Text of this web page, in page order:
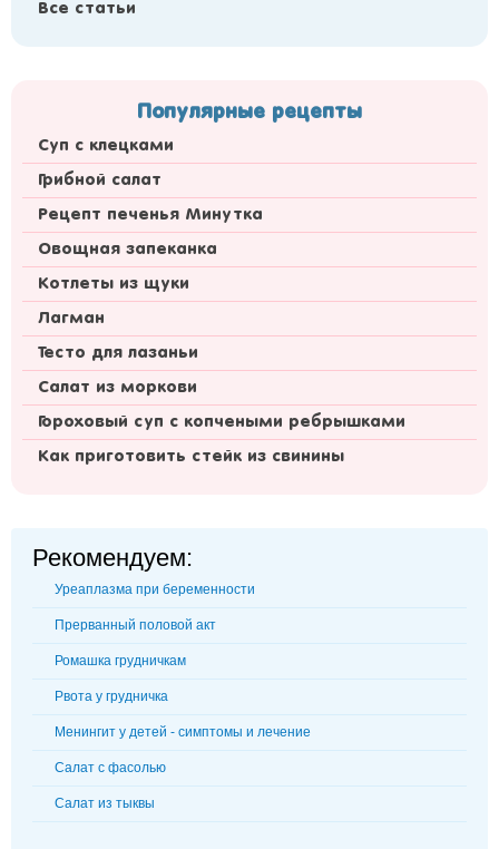
Все статьи
Популярные рецепты
Суп с клецками
Грибной салат
Рецепт печенья Минутка
Овощная запеканка
Котлеты из щуки
Лагман
Тесто для лазаньи
Салат из моркови
Гороховый суп с копчеными ребрышками
Как приготовить стейк из свинины
Рекомендуем:
Уреаплазма при беременности
Прерванный половой акт
Ромашка грудничкам
Рвота у грудничка
Менингит у детей - симптомы и лечение
Салат с фасолью
Салат из тыквы